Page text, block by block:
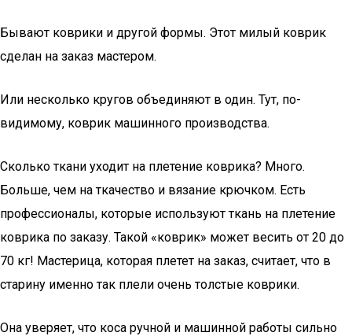
Бывают коврики и другой формы. Этот милый коврик
сделан на заказ мастером.
Или несколько кругов объединяют в один. Тут, по-
видимому, коврик машинного производства.
Сколько ткани уходит на плетение коврика? Много.
Больше, чем на ткачество и вязание крючком. Есть
профессионалы, которые используют ткань на плетение
коврика по заказу. Такой «коврик» может весить от 20 до
70 кг! Мастерица, которая плетет на заказ, считает, что в
старину именно так плели очень толстые коврики.
Она уверяет, что коса ручной и машинной работы сильно